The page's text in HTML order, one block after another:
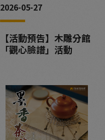
2026-05-27
【活動預告】木雕分館
「觀心臉譜」活動